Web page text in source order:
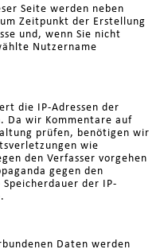
Seite werden neben
Zeitpunkt der Erstellung
und, wenn Sie nicht
Nutzername
die IP-Adressen der
Da wir Kommentare auf
prüfen, benötigen wir
wie
den Verfasser vorgehen
gegen den
der IP-
Daten werden